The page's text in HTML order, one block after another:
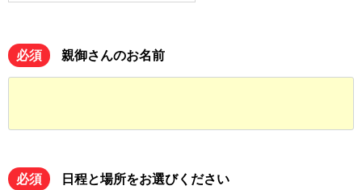
必須 親御さんのお名前
必須 日程と場所をお選びください